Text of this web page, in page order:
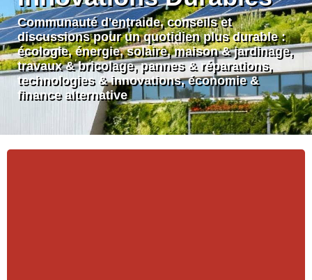
Communauté d'entraide, conseils et
discussions pour un quotidien plus durable :
écologie, énergie, solaire, maison & jardinage,
travaux & bricolage, pannes & réparations,
technologies & innovations, économie &
finance alternative